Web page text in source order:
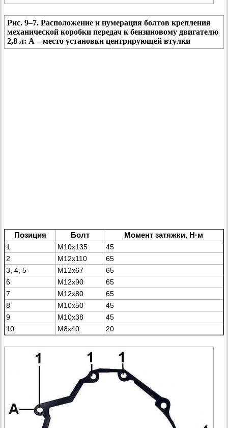
Рис. 9–7. Расположение и нумерация болтов крепления
механической коробки передач к бензиновому двигателю
2,8 л: А – место установки центрирующей втулки
Позиция Болт Момент затяжки, Н·м
1 М10х135
45
2
М12х110
65
3, 4, 5
М12х67
65
6
М12х90
65
7
М12х80
65
8
М10х50
45
9
М10х38
45
10
М8х40 20